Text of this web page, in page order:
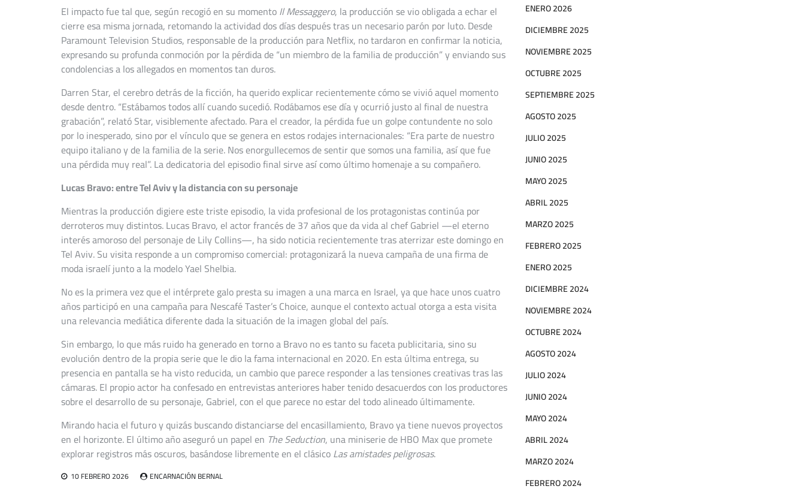
El impacto fue tal que, según recogió en su momentoIl Messaggero, la producción se vio obligada a echar el
cierre esa misma jornada, retomando la actividad dos días después tras un necesario parón por luto. Desde
Paramount Television Studios, responsable de la producción para Netflix, no tardaron en confirmar la noticia,
expresando su profunda conmoción por la pérdida de “un miembro de la familia de producción” y enviando sus
condolencias a los allegados en momentos tan duros.
Darren Star, el cerebro detrás de la ficción, ha querido explicar recientemente cómo se vivió aquel momento
desde dentro. “Estábamos todos allí cuando sucedió. Rodábamos ese día y ocurrió justo al final de nuestra
grabación”, relató Star, visiblemente afectado. Para el creador, la pérdida fue un golpe contundente no solo
por lo inesperado, sino por el vínculo que se genera en estos rodajes internacionales: “Era parte de nuestro
equipo italiano y de la familia de la serie. Nos enorgullecemos de sentir que somos una familia, así que fue
una pérdida muy real”. La dedicatoria del episodio final sirve así como último homenaje a su compañero.
Lucas Bravo: entre Tel Aviv y la distancia con su personaje
Mientras la producción digiere este triste episodio, la vida profesional de los protagonistas continúa por
derroteros muy distintos. Lucas Bravo, el actor francés de 37 años que da vida al chef Gabriel —el eterno
interés amoroso del personaje de Lily Collins—, ha sido noticia recientemente tras aterrizar este domingo en
Tel Aviv. Su visita responde a un compromiso comercial: protagonizará la nueva campaña de una firma de
moda israelí junto a la modelo Yael Shelbia.
No es la primera vez que el intérprete galo presta su imagen a una marca en Israel, ya que hace unos cuatro
años participó en una campaña para Nescafé Taster’s Choice, aunque el contexto actual otorga a esta visita
una relevancia mediática diferente dada la situación de la imagen global del país.
Sin embargo, lo que más ruido ha generado en torno a Bravo no es tanto su faceta publicitaria, sino su
evolución dentro de la propia serie que le dio la fama internacional en 2020. En esta última entrega, su
presencia en pantalla se ha visto reducida, un cambio que parece responder a las tensiones creativas tras las
cámaras. El propio actor ha confesado en entrevistas anteriores haber tenido desacuerdos con los productores
sobre el desarrollo de su personaje, Gabriel, con el que parece no estar del todo alineado últimamente.
Mirando hacia el futuro y quizás buscando distanciarse del encasillamiento, Bravo ya tiene nuevos proyectos
en el horizonte. El último año aseguró un papel en The Seduction, una miniserie de HBO Max que promete
explorar registros más oscuros, basándose libremente en el clásicoLas amistades peligrosas.
10 FEBRERO 2026 ENCARNACIÓN BERNAL
ENERO 2026
DICIEMBRE 2025
NOVIEMBRE 2025
OCTUBRE 2025
SEPTIEMBRE 2025
AGOSTO 2025
JULIO 2025
JUNIO 2025
MAYO 2025
ABRIL 2025
MARZO 2025
FEBRERO 2025
ENERO 2025
DICIEMBRE 2024
NOVIEMBRE 2024
OCTUBRE 2024
AGOSTO 2024
JULIO 2024
JUNIO 2024
MAYO 2024
ABRIL 2024
MARZO 2024
FEBRERO 2024